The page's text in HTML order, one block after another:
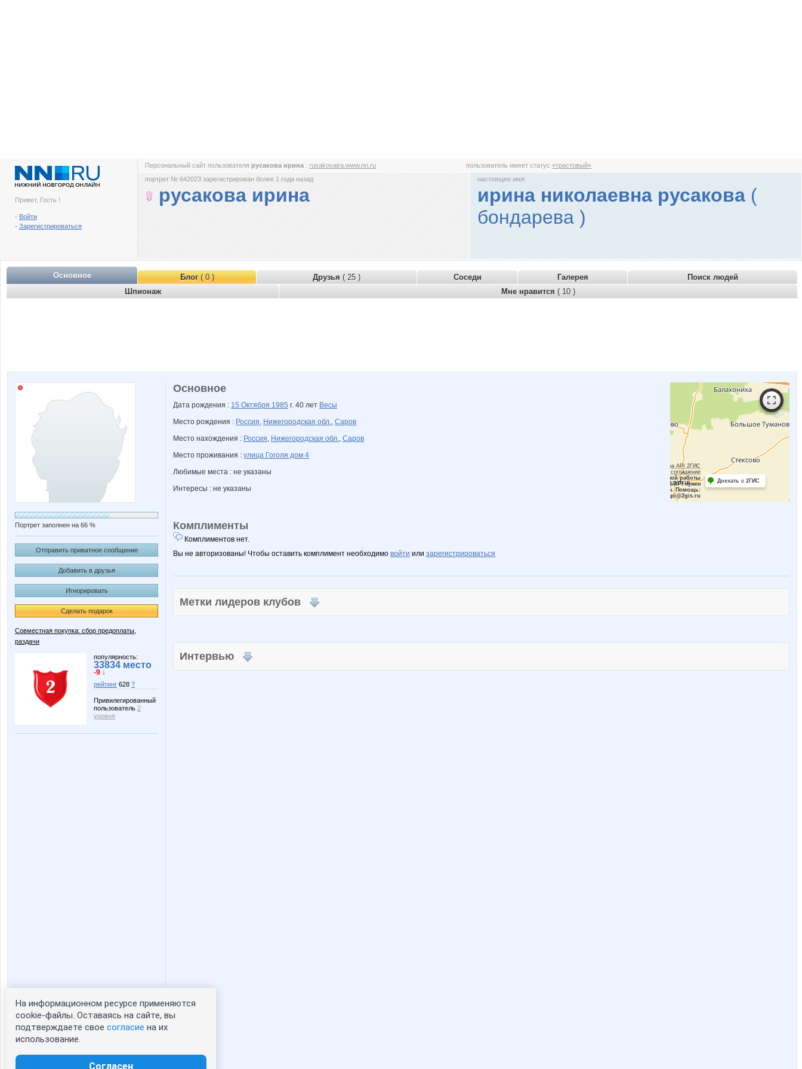
Привет, Гость !
- Войти
- Зарегистрироваться
Персональный сайт пользователя русакова ирина : rusakovaira.www.nn.ru пользователь имеет статус«трастовый»
портрет № 642023 зарегистрирован более 1 года назад
русакова ирина
настоящее имя:
ирина николаевна русакова (
бондарева )
Основное Блог( 0 ) Друзья ( 25 ) Соседи Галерея
Поиск людей
Шпионаж
Мне нравится ( 10 )
Портрет заполнен на 66 %
Отправить приватное сообщение
Добавить в друзья
Игнорировать
Сделать подарок
Совместная покупка: сбор предоплаты,
раздачи
популярность:
33834 место
-9 ↓
рейтинг 628 ?
Привилегированный
пользователь 2
уровня
Статистика портрета:
сейчас просматривают портрет - 0
зарегистрированные пользователи
Работает на API 2ГИС
Лицензионное соглашение
Для корректной работы
Raster JS API нужен
ключ. Помощь:
api@2gis.ru
Доехать с 2ГИС
Основное
Дата рождения : 15 Октября 1985 г. 40 лет Весы
Место рождения : Россия, Нижегородская обл., Саров
Место нахождения : Россия, Нижегородская обл., Саров
Место проживания : улица Гоголя дом 4
Любимые места : не указаны
Интересы : не указаны
Комплименты
Комплиментов нет.
Вы не авторизованы! Чтобы оставить комплимент необходимо войти или зарегистрироваться
Метки лидеров клубов
Интервью
На информационном ресурсе применяются
cookie-файлы. Оставаясь на сайте, вы
подтверждаете свое согласие на их
использование.
Согласен